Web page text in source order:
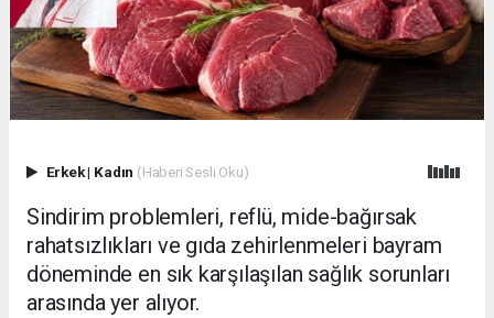
Erkek| Kadın (Haberi Sesli Oku)
Sindirim problemleri, reflü, mide-bağırsak
rahatsızlıkları ve gıda zehirlenmeleri bayram
döneminde en sık karşılaşılan sağlık sorunları
arasında yer alıyor.